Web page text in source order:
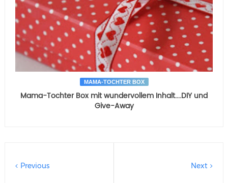
MAMA-TOCHTER BOX
Mama-Tochter Box mit wundervollem Inhalt....DIY und
Give-Away
Next
Previous